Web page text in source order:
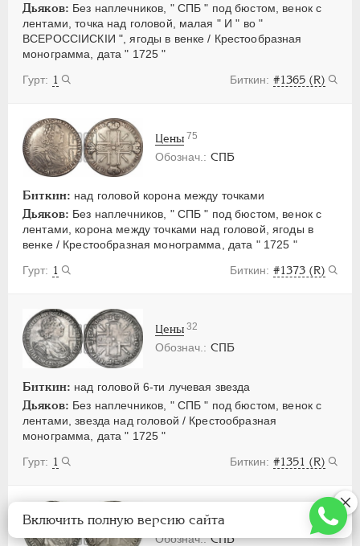
Дьяков: Без наплечников, " СПБ " под бюстом, венок с
лентами, точка над головой, малая " И " во "
ВСЕРОССIИСКIИ ", ягоды в венке / Крестообразная
монограмма, дата " 1725 "
1
#1365 (R)
СПБ
Биткин: над головой корона между точками
Дьяков: Без наплечников, " СПБ " под бюстом, венок с
лентами, корона между точками над головой, ягоды в
венке / Крестообразная монограмма, дата " 1725 "
1
#1373 (R)
Цены 75
СПБ
Биткин: над головой 6-ти лучевая звезда
Дьяков: Без наплечников, " СПБ " под бюстом, венок с
лентами, звезда над головой / Крестообразная
монограмма, дата " 1725 "
1
#1351 (R)
Цены 32
СПБ
Цены 31
Включить полную версию сайта